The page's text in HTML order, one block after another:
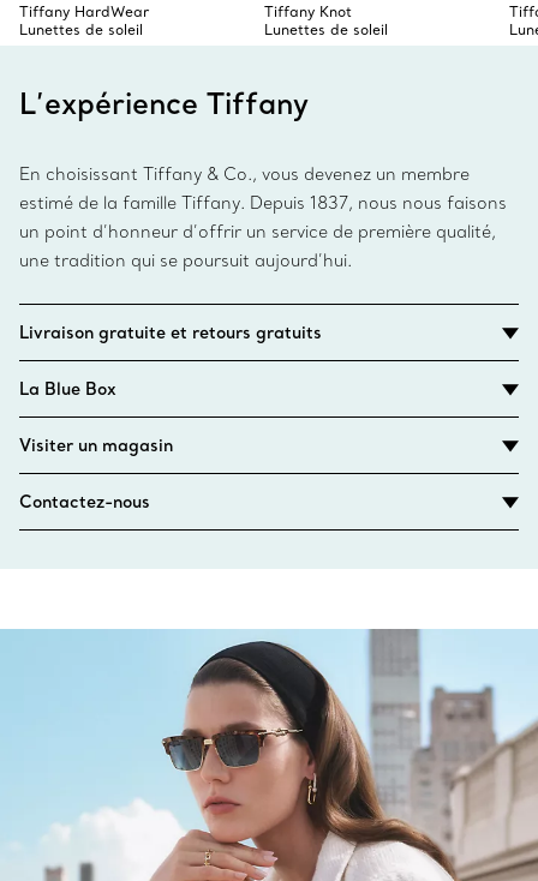
Tiffany HardWear
Lunettes de soleil
Tiffany Knot
Lunettes de soleil
L’expérience Tiffany
En choisissant Tiffany & Co., vous devenez un membre
estimé de la famille Tiffany. Depuis 1837, nous nous faisons
un point d’honneur d’offrir un service de première qualité,
une tradition qui se poursuit aujourd’hui.
Livraison gratuite et retours gratuits
La Blue Box
Visiter un magasin
Contactez-nous